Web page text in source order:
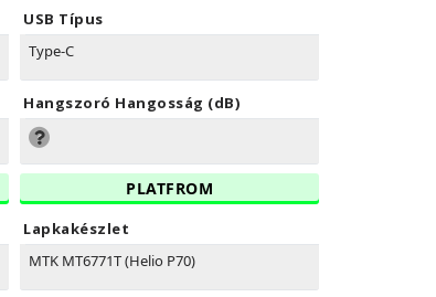
USB Típus
Type-C
Hangszoró Hangosság (dB)
PLATFROM
Lapkakészlet
MTK MT6771T (Helio P70)